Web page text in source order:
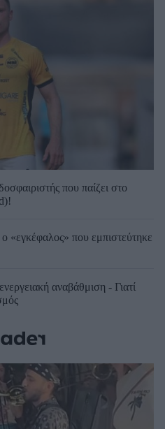
που παίζει στο
«εγκέφαλος» που εμπιστεύτηκε
αναβάθμιση - Γιατί